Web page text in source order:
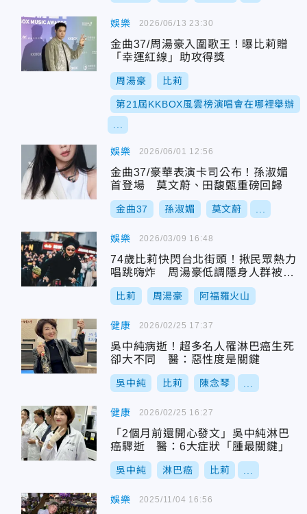
娛樂
金曲37/周湯豪入圍歌王！曝比莉贈
「幸運紅線」助攻得獎
周湯豪 比莉
第21屆KKBOX風雲榜演唱會在哪裡舉辦
2026/06/13 23:30
娛樂
金曲37/豪華表演卡司公布！孫淑媚
首登場 莫文蔚、田馥甄重磅回歸
金曲37 孫淑媚 莫文蔚
2026/06/01 12:56
娛樂
74歲比莉快閃台北街頭！揪民眾熱力
唱跳嗨炸 周湯豪低調隱身人群被捕
捉
比莉 周湯豪 阿福羅火山
2026/03/09 16:48
健康
吳中純病逝！超多名人罹淋巴癌生死
卻大不同 醫：惡性度是關鍵
吳中純 比莉 陳念琴
2026/02/25 17:37
健康
「2個月前還開心發文」吳中純淋巴
癌驟逝 醫：6大症狀「腫最關鍵」
吳中純 淋巴癌 比莉
2026/02/25 16:27
娛樂 2025/11/04 16:56